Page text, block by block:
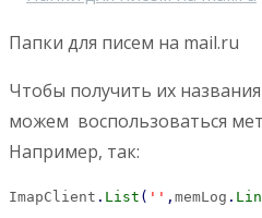
Папки для писем на mail.ru
Чтобы получить их
можем воспользоваться
Например, так:
ImapClient . List ( '' , memLog .